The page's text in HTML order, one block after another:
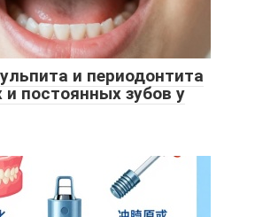
и периодонтита
постоянных зубов у